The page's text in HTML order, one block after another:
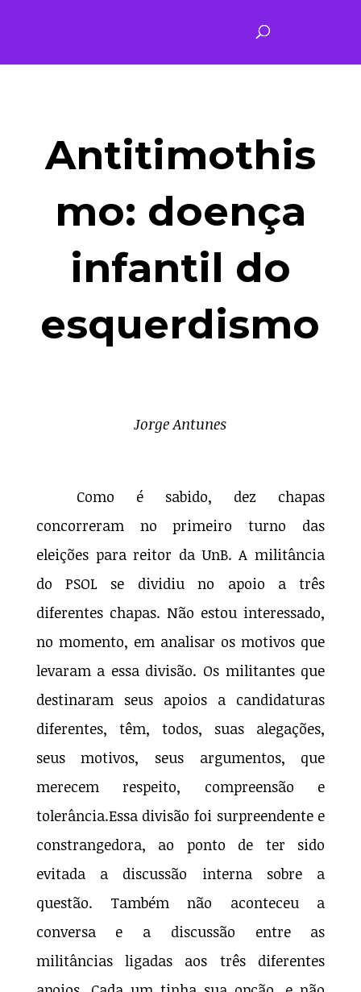
Antitimothis
mo: doença
infantil do
esquerdismo
Jorge Antunes
Como é sabido, dez chapas
concorreram no primeiro turno das
eleições para reitor da UnB. A militância
do PSOL se dividiu no apoio a três
diferentes chapas. Não estou interessado,
no momento, em analisar os motivos que
levaram a essa divisão. Os militantes que
destinaram seus apoios a candidaturas
diferentes, têm, todos, suas alegações,
seus motivos, seus argumentos, que
merecem respeito, compreensão e
tolerância.Essa divisão foi surpreendente e
constrangedora, ao ponto de ter sido
evitada a discussão interna sobre a
questão. Também não aconteceu a
conversa e a discussão entre as
militâncias ligadas aos três diferentes